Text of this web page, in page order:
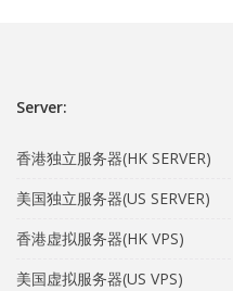
Server:
香港独立服务器(HK SERVER)
美国独立服务器(US SERVER)
香港虚拟服务器(HK VPS)
美国虚拟服务器(US VPS)